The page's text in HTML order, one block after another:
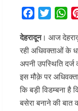
FacebookTwitter
देहरादून। आज
रही अधिवक्ताओं के
अपनी उपस्थिति दर्ज
इस मौक़े पर
कि बड़ी विडम्बना है
बसेरा बनाने की बात